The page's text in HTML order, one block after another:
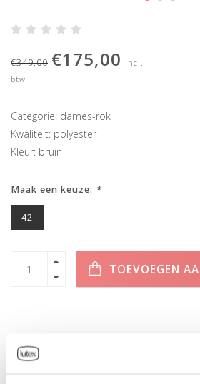
€349,00 €175,00 Incl.
btw
Categorie: dames-rok
Kwaliteit: polyester
Kleur: bruin
Maak een keuze: *
42
TOEVOEGEN